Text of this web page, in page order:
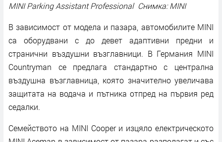
MINI Parking Assistant Professional Снимка: MINI
В зависимост от модела и пазара, автомобилите MINI
са оборудвани с до девет адаптивни предни и
странични въздушни възглавници. В Германия MINI
Countryman се предлага стандартно с централна
въздушна възглавница, която значително увеличава
защитата на водача и пътника отпред на първия ред
седалки.
Семейството на MINI Cooper и изцяло електрическото